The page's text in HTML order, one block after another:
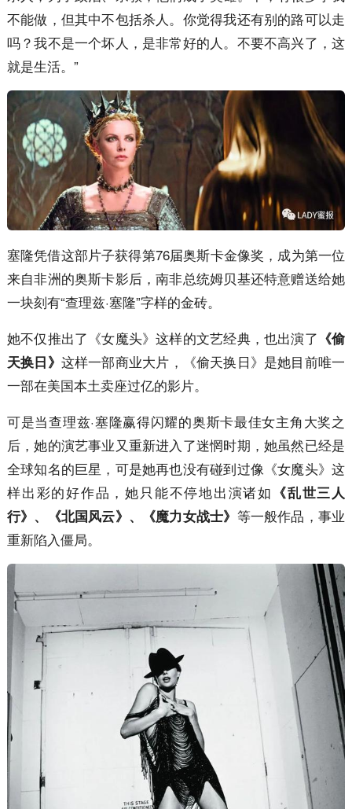
不能做，但其中不包括杀人。你觉得我还有别的路可以走
吗？我不是一个坏人，是非常好的人。不要不高兴了，这
就是生活。”
塞隆凭借这部片子获得第76届奥斯卡金像奖，成为第一位
来自非洲的奥斯卡影后，南非总统姆贝基还特意赠送给她
一块刻有“查理兹·塞隆”字样的金砖。
她不仅推出了《女魔头》这样的文艺经典，也出演了 《偷
天换日》 这样一部商业大片，《偷天换日》是她目前唯一
一部在美国本土卖座过亿的影片。
可是当查理兹·塞隆赢得闪耀的奥斯卡最佳女主角大奖之
后，她的演艺事业又重新进入了迷惘时期，她虽然已经是
全球知名的巨星，可是她再也没有碰到过像《女魔头》这
样出彩的好作品，她只能不停地出演诸如 《乱世三人
行》、《北国风云》、《魔力女战士》 等一般作品，事业
重新陷入僵局。